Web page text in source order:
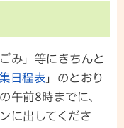
み」等にきちんと
日程表 」のとおり
午前8時までに、
に出してくださ